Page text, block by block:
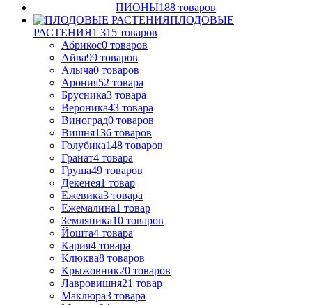
ПИОНЫ188 товаров
ПЛОДОВЫЕ
РАСТЕНИЯ1 315 товаров
Абрикос0 товаров
Айва99 товаров
Алыча0 товаров
Арония52 товара
Брусника3 товара
Вероника43 товара
Виноград0 товаров
Вишня136 товаров
Голубика148 товаров
Гранат4 товара
Груша49 товаров
Декенея1 товар
Ежевика3 товара
Ежемалина1 товар
Земляника10 товаров
Йошта4 товара
Кария4 товара
Клюква8 товаров
Крыжовник20 товаров
Лавровишня21 товар
Маклюра3 товара